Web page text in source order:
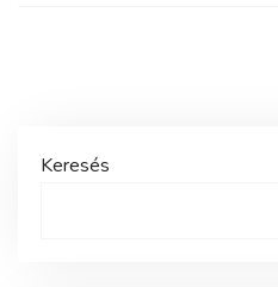
Keresés